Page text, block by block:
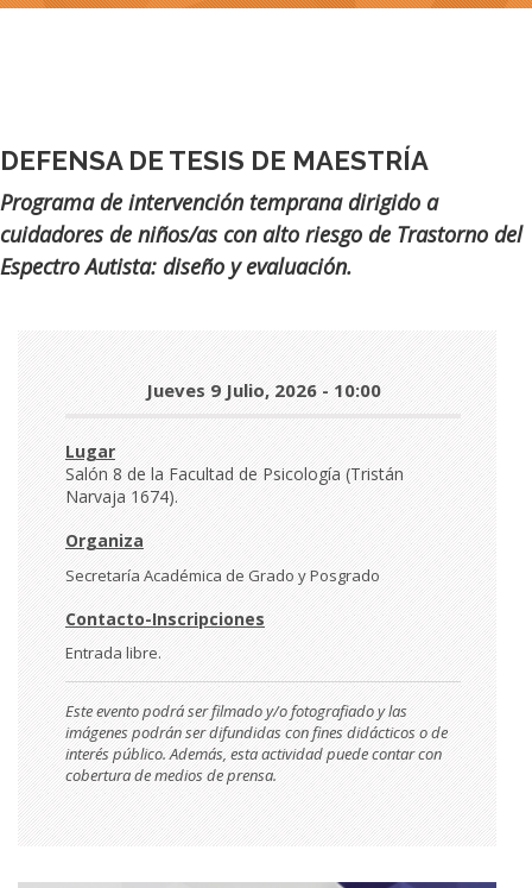
DEFENSA DE TESIS DE MAESTRÍA
Subtítulo
Programa de intervención temprana dirigido a
cuidadores de niños/as con alto riesgo de Trastorno del
Espectro Autista: diseño y evaluación.
Día
y
hora
Jueves 9 Julio, 2026 - 10:00
Lugar
Salón 8 de la Facultad de Psicología (Tristán
Narvaja 1674).
Organiza
Secretaría Académica de Grado y Posgrado
Contacto-Inscripciones
Entrada libre.
Este evento podrá ser filmado y/o fotografiado y las
imágenes podrán ser difundidas con fines didácticos o de
interés público. Además, esta actividad puede contar con
cobertura de medios de prensa.